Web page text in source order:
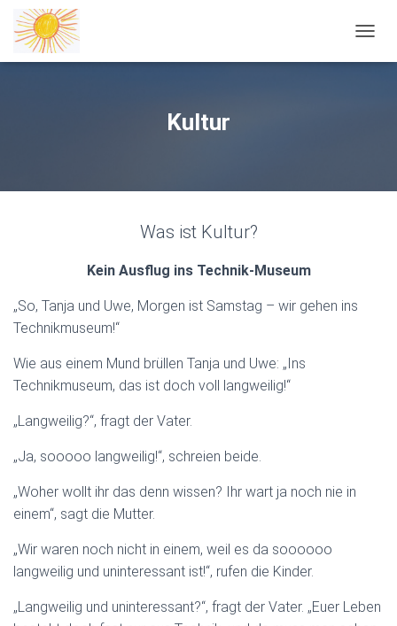
Kultur
Was ist Kultur?
Kein Ausflug ins Technik-Museum
„So, Tanja und Uwe, Morgen ist Samstag – wir gehen ins
Technikmuseum!“
Wie aus einem Mund brüllen Tanja und Uwe: „Ins
Technikmuseum, das ist doch voll langweilig!“
„Langweilig?“, fragt der Vater.
„Ja, sooooo langweilig!“, schreien beide.
„Woher wollt ihr das denn wissen? Ihr wart ja noch nie in
einem“, sagt die Mutter.
„Wir waren noch nicht in einem, weil es da soooooo
langweilig und uninteressant ist!“, rufen die Kinder.
„Langweilig und uninteressant?“, fragt der Vater. „Euer Leben